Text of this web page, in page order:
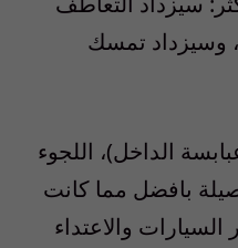
وسيزداد تمسك
8 آذار أو عبابسة الداخل)، اللجوء
بافضل مما كانت
والاعتداء